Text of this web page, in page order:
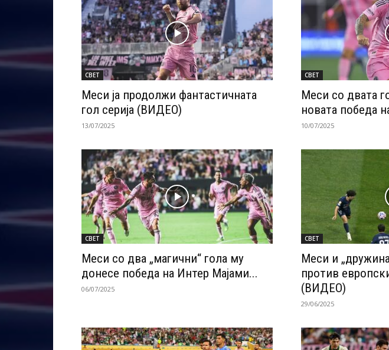
СВЕТ
Meси ја продолжи фантастичната
гол серија (ВИДЕО)
13/07/2025
СВЕТ
Меси со двата
новата победа
10/07/2025
СВЕТ
Меси со два „магични“ гола му
донесе победа на Интер Мајами...
06/07/2025
СВЕТ
Меси и
против
(ВИДЕО)
29/06/2025